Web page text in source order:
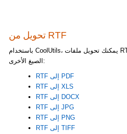
تحويل من RTF
باستخدام CoolUtils، يمكنك تحويل ملفات RTF إلى مجموعة متنوعة من
الصيغ الأخرى:
RTF إلى PDF
RTF إلى XLS
RTF إلى DOCX
RTF إلى JPG
RTF إلى PNG
RTF إلى TIFF